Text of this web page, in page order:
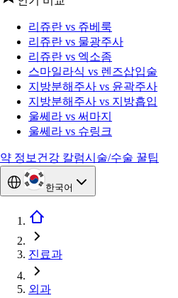
리쥬란 vs 쥬베룩
리쥬란 vs 물광주사
리쥬란 vs 엑소좀
스마일라식 vs 렌즈삽입술
지방분해주사 vs 윤곽주사
지방분해주사 vs 지방흡입
울쎄라 vs 써마지
울쎄라 vs 슈링크
약 정보 건강 칼럼시술/수술 꿀팁
한국어
진료과
외과